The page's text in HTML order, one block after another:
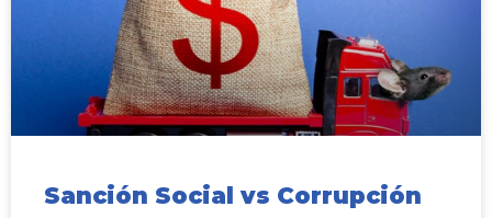
Sanción Social vs Corrupción